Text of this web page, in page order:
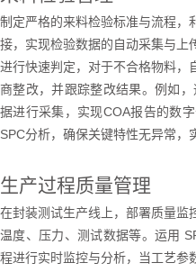
制定严格的来料检验标准与流程，
接，实现检验数据的自动采集与上
进行快速判定，对于不合格物料，
商整改，并跟踪整改结果。例如
据进行采集，实现COA报告的数
SPC分析，确保关键特性无异常，
生产过程质量管理
在封装测试生产线上，部署质量监
温度、压力、测试数据等。运用
程进行实时监控与分析，当工艺参